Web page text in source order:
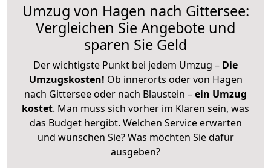
Umzug von Hagen nach Gittersee:
Vergleichen Sie Angebote und
sparen Sie Geld
Der wichtigste Punkt bei jedem Umzug – Die
Umzugskosten! Ob innerorts oder von Hagen
nach Gittersee oder nach Blaustein –ein Umzug
kostet. Man muss sich vorher im Klaren sein, was
das Budget hergibt. Welchen Service erwarten
und wünschen Sie? Was möchten Sie dafür
ausgeben?